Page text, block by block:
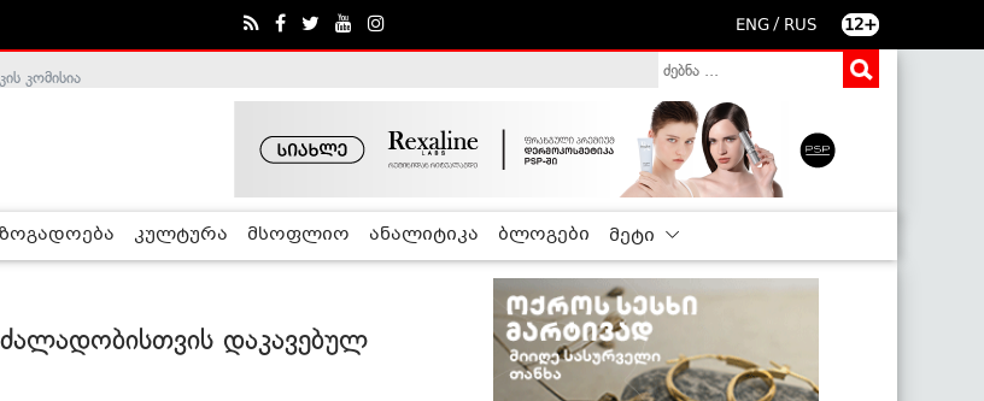
ENG / RUS 12+
კომისია
კულტურა მსოფლიო ანალიტიკა ბლოგები მეტი
დაკავებულ